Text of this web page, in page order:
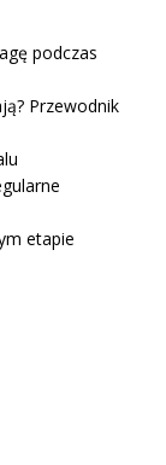
podczas
Przewodnik
etapie